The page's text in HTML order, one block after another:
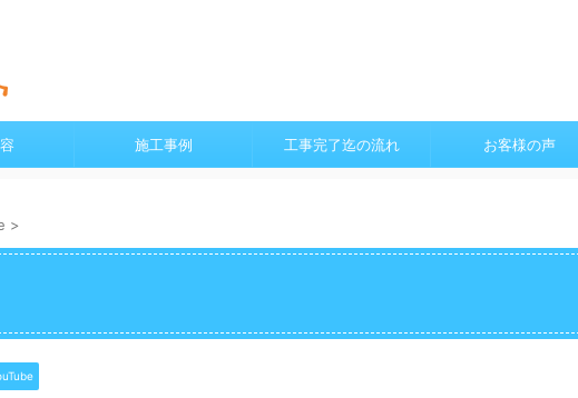
施工事例 工事完了迄の流れ お客様の声
>